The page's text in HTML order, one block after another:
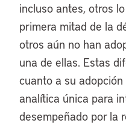
incluso antes, otros
primera mitad de la
otros aún no han
una de ellas. Estas
cuanto a su
analítica única para
desempeñado por la